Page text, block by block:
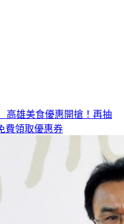
高雄美食優惠開搶！再抽
費領取優惠券